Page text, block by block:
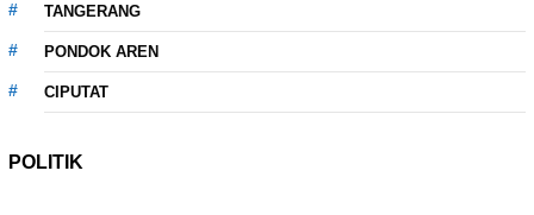
TANGERANG
PONDOK AREN
CIPUTAT
POLITIK